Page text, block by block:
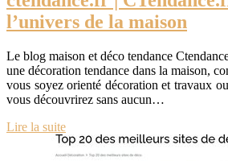
l’univers de la maison
Le blog maison et déco tendance
une décoration tendance dans la maison,
vous soyez orienté décoration et travaux
vous découvrirez sans aucun…
Lire la suite